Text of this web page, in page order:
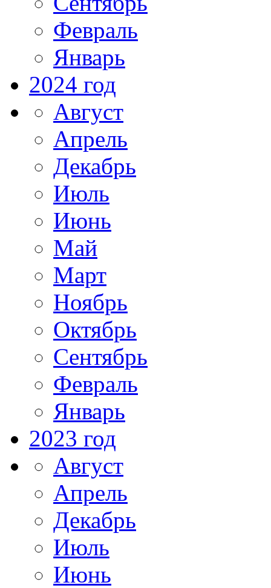
Февраль
Январь
2024 год
Август
Апрель
Декабрь
Июль
Июнь
Май
Март
Ноябрь
Октябрь
Сентябрь
Февраль
Январь
2023 год
Август
Апрель
Декабрь
Июль
Июнь